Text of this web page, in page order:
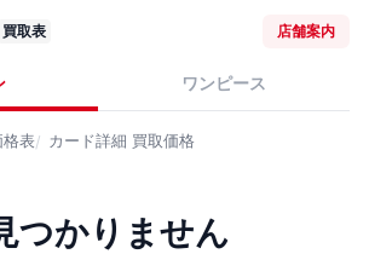
買取表 店舗案内
ワンピース
格表 カード詳細 買取価格
つかりません